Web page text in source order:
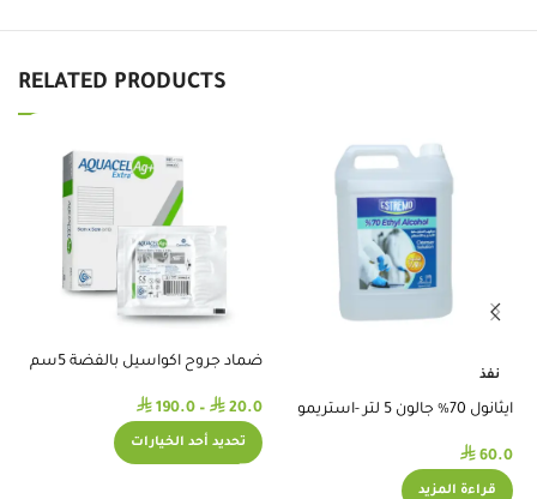
RELATED PRODUCTS
نفذ
ايثانول 70% جالون 5 لتر -استريمو
⃁ 60.0
قراءة المزيد
ضماد جروح اكواسيل بالفضة 5سم
⃁ 20.0
–
⃁ 190.0
تحديد أحد الخيارات